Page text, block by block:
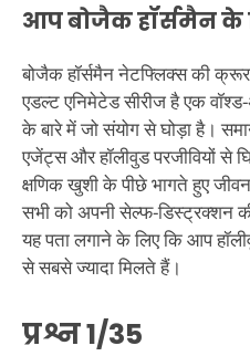
आप बोजैक हॉर्समैन के
बोजैक हॉर्समैन नेटफ्लिक्स की
एडल्ट एनिमेटेड सीरीज है एक
के बारे में जो संयोग से घोड़ा है।
एजेंट्स और हॉलीवुड परजीवियों से
क्षणिक खुशी के पीछे भागते हुए
सभी को अपनी सेल्फ-डिस्ट्रक्शन
यह पता लगाने के लिए कि आप
से सबसे ज्यादा मिलते हैं।
प्रश्न1/35